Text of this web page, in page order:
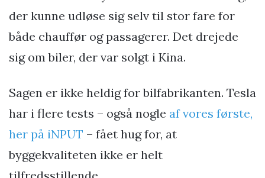
der kunne udløse sig selv til stor fare for
både chauffør og passagerer. Det drejede
sig om biler, der var solgt i Kina.
Sagen er ikke heldig for bilfabrikanten. Tesla
har i flere tests – også nogle af vores første,
her på iNPUT – fået hug for, at
byggekvaliteten ikke er helt